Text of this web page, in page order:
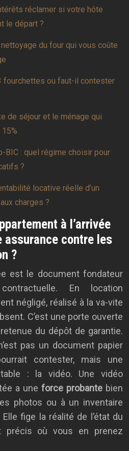
réclamer si votre hôte
le départ ?
nettoyage du four qui vous coûte
fourchettes ou faut-il contester
de séjour et le ménage qui
BIC : quel régime choisir pour
?
locative réelle d’un
charges ?
à l’arrivée
assurance contre les
?
est le document fondateur
En location
négligé, réalisé à la va-vite
C’est une porte ouverte
du dépôt de garantie.
pas un document papier
contester, mais une
: la vidéo. Une vidéo
a une force probante bien
photos ou à un inventaire
fige la réalité de l’état du
précis où vous en prenez